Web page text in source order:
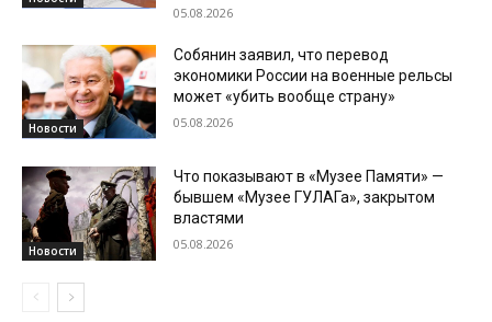
05.08.2026
Новости
Собянин заявил, что перевод
экономики России на военные рельсы
может «убить вообще страну»
05.08.2026
Новости
Что показывают в «Музее Памяти» —
бывшем «Музее ГУЛАГа», закрытом
властями
05.08.2026